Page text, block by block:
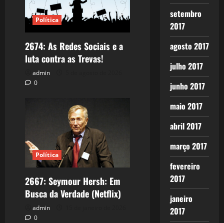
Política
2674: As Redes Sociais e a
luta contra as Trevas!
admin
0
Política
2667: Seymour Hersh: Em
Busca da Verdade (Netflix)
admin
0
setembro
2017
agosto 2017
julho 2017
junho 2017
maio 2017
abril 2017
março 2017
fevereiro
2017
janeiro
2017